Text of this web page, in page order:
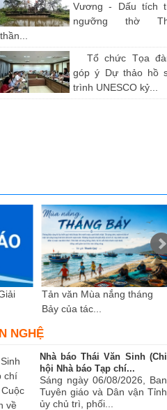
Vương - Dấu tích
ngưỡng thờ
thần...
Tổ chức Tọa
góp ý Dự thảo hồ
trình UNESCO kỷ...
Tản văn Mùa nắng tháng
Bảy của tác...
NGHỆ
Nhà báo Thái Văn Sinh (Chi
hội Nhà báo Tạp chí...
Sáng ngày 06/08/2026, Ban
Tuyên giáo và Dân vận Tỉnh
ủy chủ trì, phối...